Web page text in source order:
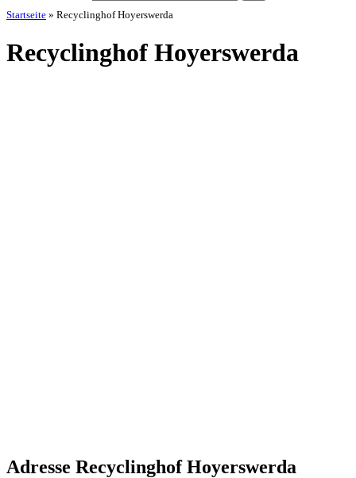
Startseite » Recyclinghof Hoyerswerda
Recyclinghof Hoyerswerda
Adresse Recyclinghof Hoyerswerda